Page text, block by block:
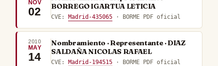
NOV
02
BORREGO IGARTUA LETICIA
CVE: Madrid-435065 · BORME PDF oficial
2010
MAY
14
Nombramiento · Representante · DIAZ
SALDAÑA NICOLAS RAFAEL
CVE:Madrid-194515 · BORME PDF oficial